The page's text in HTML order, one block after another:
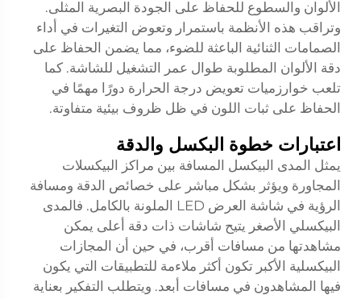
الألوان والسطوع للحفاظ على الجودة البصرية المثلى.
وتراقب هذه الأنظمة باستمرار وتعوض التغيرات في أداء
الصمامات الثنائية الباعثة للضوء، مما يضمن الحفاظ على
دقة الألوان المطلوبة طوال عمر التشغيل للشاشة. كما
تلعب خوارزميات تعويض درجة الحرارة دورًا مهمًا في
الحفاظ على ثبات اللون في ظل ظروف بيئية متفاوتة.
اعتبارات خطوة البكسل والدقة
يمثل المدى البيكسل المسافة بين مراكز البيكسلات
المجاورة ويؤثر بشكل مباشر على خصائص الدقة ومسافة
الرؤية في شاشة العرض LED الملونة بالكامل. فالمدى
البيكسلي الأصغر يتيح شاشات ذات دقة أعلى يمكن
مشاهدتها من مسافات أقرب، في حين أن المجازات
البيكسلية الأكبر تكون أكثر ملاءمة للتطبيقات التي يكون
فيها المشاهدون في مسافات أبعد. ويتطلب التفكير بعناية